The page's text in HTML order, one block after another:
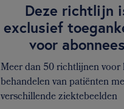
Deze richtlijn
exclusief
voor abonnees
Meer dan 50 richtlijnen voor
behandelen van patiënten
verschillende ziektebeelden